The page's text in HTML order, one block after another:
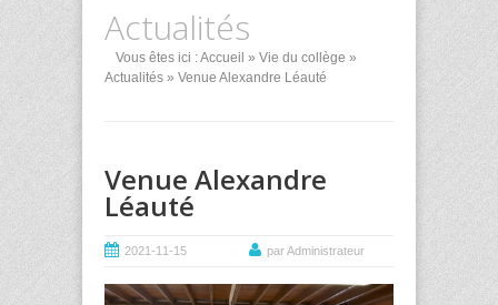
Actualités
Vous êtes ici :Accueil » Vie du collège »
Actualités » Venue Alexandre Léauté
Venue Alexandre
Léauté
2021-11-15 par Administrateur